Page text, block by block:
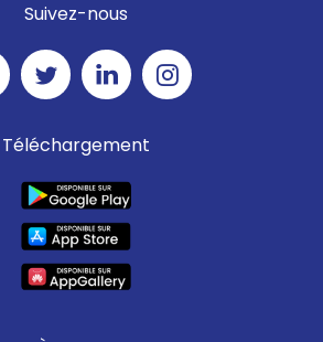
Suivez-nous
Téléchargement